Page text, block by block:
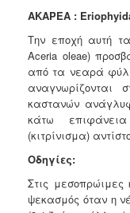
ΑΚΑΡΕΑ :
Την εποχή αυτή
Aceria oleae)
από τα νεαρά
καστανών
κάτω
(κιτρίνισμα)
Οδηγίες:
Στις μεσοπρώιμες
ψεκασμός όταν η